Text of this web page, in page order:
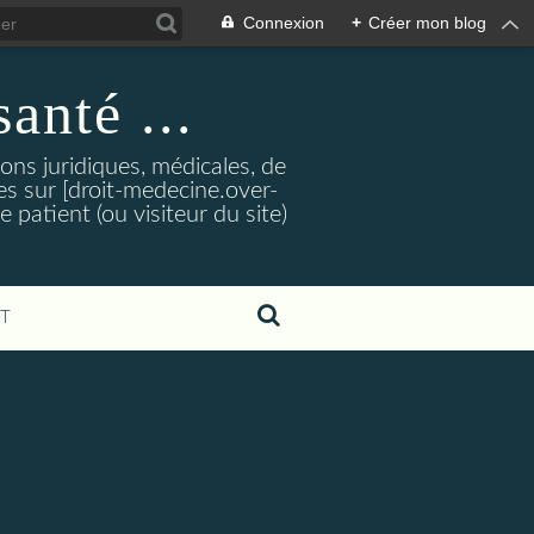
Connexion + Créer mon blog
...
juridiques, médicales, de
sur [droit-medecine.over-
patient (ou visiteur du site)